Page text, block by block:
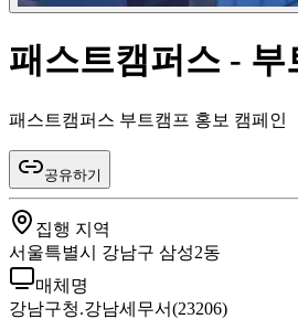
패스트캠퍼스 - 부
패스트캠퍼스 부트캠프 홍보 캠페인
공유하기
집행 지역
서울특별시 강남구 삼성2동
매체명
강남구청.강남세무서(23206)